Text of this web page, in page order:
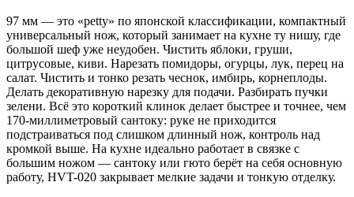
97 мм — это «petty» по японской классификации, компактный
универсальный нож, который занимает на кухне ту нишу, где
большой шеф уже неудобен. Чистить яблоки, груши,
цитрусовые, киви. Нарезать помидоры, огурцы, лук, перец на
салат. Чистить и тонко резать чеснок, имбирь, корнеплоды.
Делать декоративную нарезку для подачи. Разбирать пучки
зелени. Всё это короткий клинок делает быстрее и точнее, чем
170-миллиметровый сантоку: руке не приходится
подстраиваться под слишком длинный нож, контроль над
кромкой выше. На кухне идеально работает в связке с
большим ножом — сантоку или гюто берёт на себя основную
работу, HVT-020 закрывает мелкие задачи и тонкую отделку.